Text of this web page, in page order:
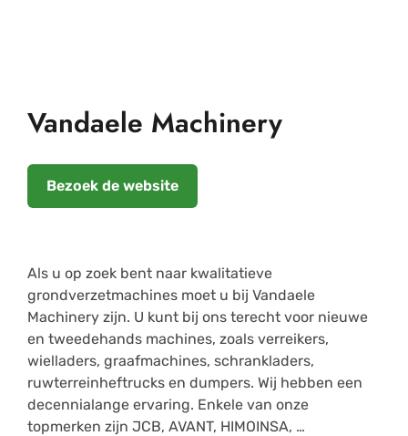
Vandaele Machinery
Bezoek de website
Als u op zoek bent naar kwalitatieve
grondverzetmachines moet u bij Vandaele
Machinery zijn. U kunt bij ons terecht voor nieuwe
en tweedehands machines, zoals verreikers,
wielladers, graafmachines, schrankladers,
ruwterreinheftrucks en dumpers. Wij hebben een
decennialange ervaring. Enkele van onze
topmerken zijn JCB, AVANT, HIMOINSA, …